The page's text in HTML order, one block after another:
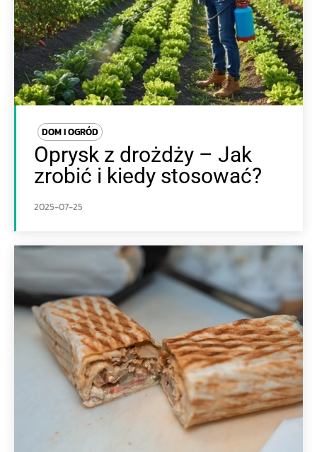
DOM I OGRÓD
Oprysk z drożdży – Jak
zrobić i kiedy stosować?
2025-07-25